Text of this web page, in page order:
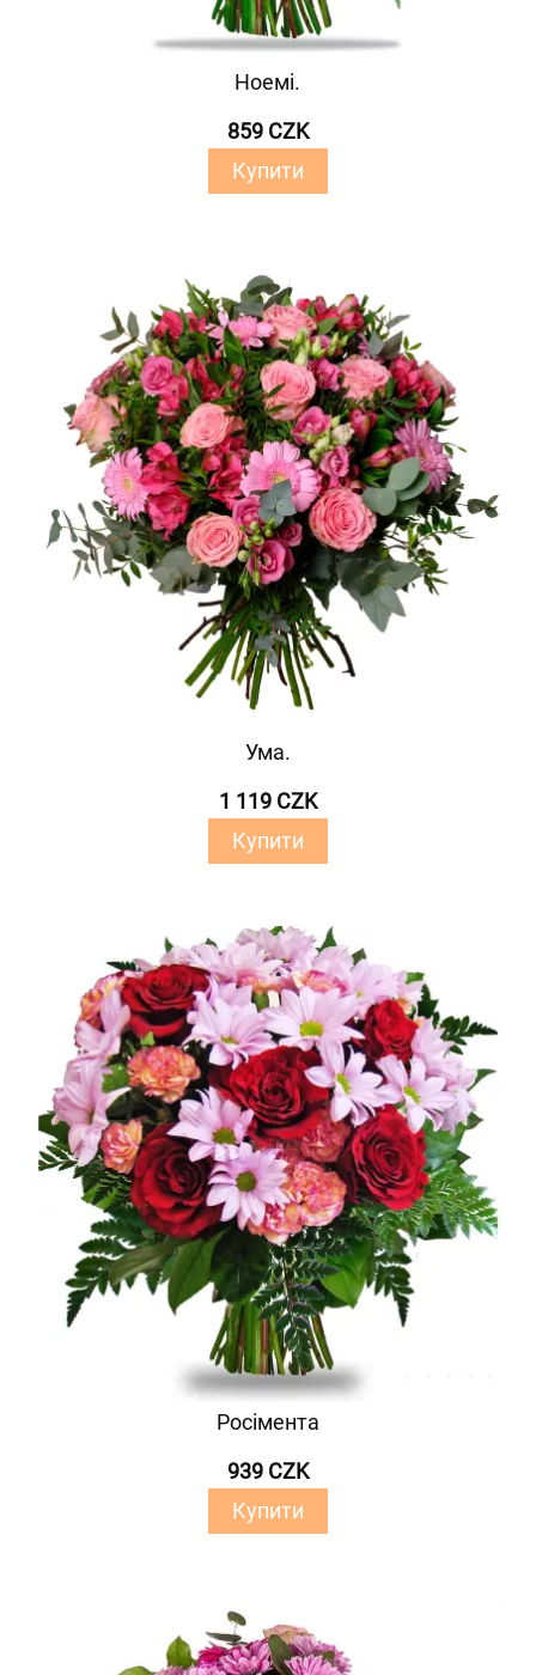
Ноемі.
859 CZK
Купити
Ума.
1 119 CZK
Купити
Росімента
939 CZK
Купити